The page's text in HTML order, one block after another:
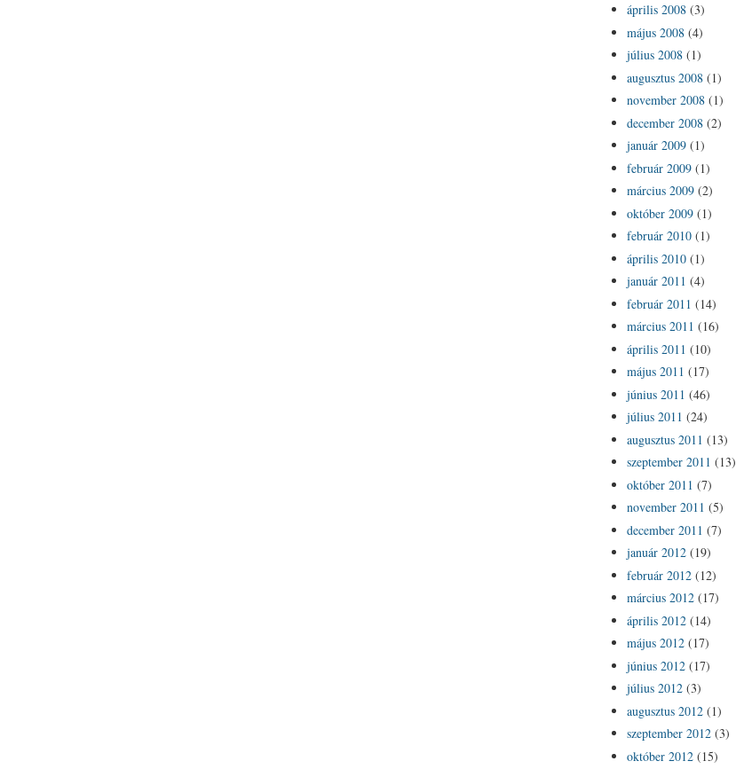
április 2008 (3)
május 2008 (4)
július 2008 (1)
augusztus 2008 (1)
november 2008 (1)
december 2008 (2)
január 2009 (1)
február 2009 (1)
március 2009 (2)
október 2009 (1)
február 2010 (1)
április 2010 (1)
január 2011 (4)
február 2011 (14)
március 2011 (16)
április 2011 (10)
május 2011 (17)
június 2011 (46)
július 2011 (24)
augusztus 2011 (13)
szeptember 2011 (13)
október 2011 (7)
november 2011 (5)
december 2011 (7)
január 2012 (19)
február 2012 (12)
március 2012 (17)
április 2012 (14)
május 2012 (17)
június 2012 (17)
július 2012 (3)
augusztus 2012 (1)
szeptember 2012 (3)
október 2012 (15)